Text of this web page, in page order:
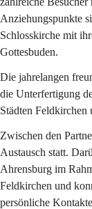
Anziehungspunkte
Schlosskirche mit
Gottesbuden.
Die jahrelangen
die Unterfertigung
Städten
Zwischen den
Austausch statt.
Ahrensburg im
Feldkirchen und
persönliche